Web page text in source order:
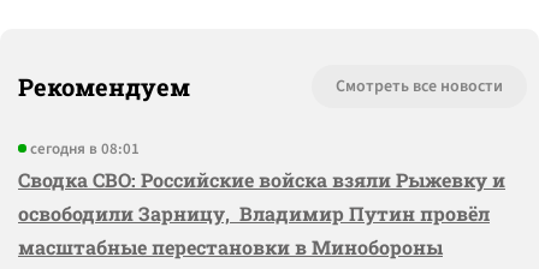
Рекомендуем Смотреть все новости
сегодня в 08:01
Сводка СВО: Российские войска взяли Рыжевку и
освободили Зарницу, Владимир Путин провёл
масштабные перестановки в Минобороны